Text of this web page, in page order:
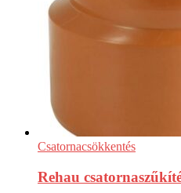
Csatornacsökkentés
Rehau